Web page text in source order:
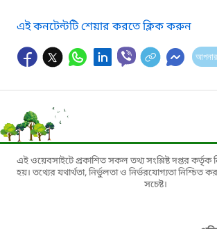
এই কনটেন্টটি শেয়ার করতে ক্লিক করুন
এই ওয়েবসাইটে প্রকাশিত সকল তথ্য সংশ্লিষ্ট দপ্তর কর্তৃক
হয়। তথ্যের যথার্থতা, নির্ভুলতা ও নির্ভরযোগ্যতা নিশ্চিত
সচেষ্ট।